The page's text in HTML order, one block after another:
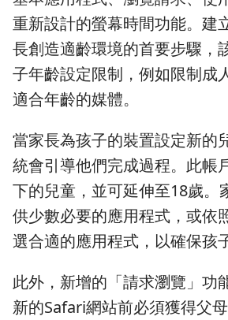
重新設計的螢幕時間功能。建
長創造適齡環境的首要步驟，
子年齡設定限制，例如限制成
適合年齡的媒體。
當家長為孩子的裝置設定新的
統會引導他們完成過程。此帳
下的兒童，並可延伸至18歲。
供少數必要的應用程式，或依
選合適的應用程式，以確保孩
此外，新增的「請求瀏覽」功
新的Safari網站前必須獲得父